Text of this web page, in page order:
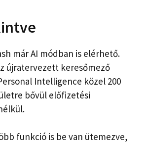
már AI módban is elérhető.
újratervezett keresőmező
Intelligence közel 200
bővül előfizetési
funkció is be van ütemezve,